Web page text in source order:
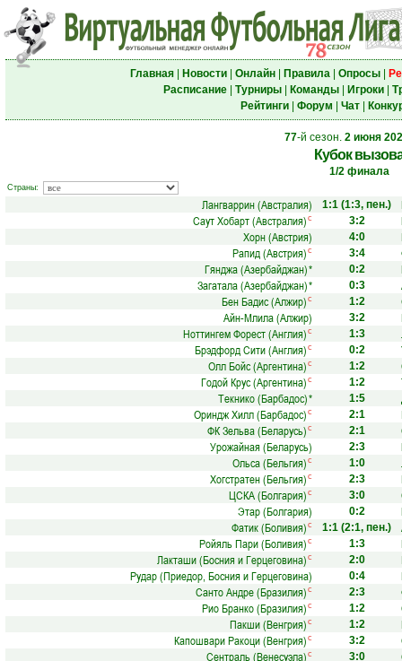
Главная| Новости| Онлайн| Правила| Опросы|
Расписание| Турниры| Команды| Игроки|
Рейтинги| Форум Чат|
77-й сезон. 2 июня
Кубок
1/2 финала
Страны:
Лангваррин (Австралия) 1:1 (1:3, пен.)
Саут Хобарт (Австралия) с 3:2
Хорн (Австрия)
4:0
Рапид (Австрия) с 3:4
Гянджа (Азербайджан)* 0:2
Загатала (Азербайджан)* 0:3
Бен Бадис (Алжир) с 1:2
Айн-Млила (Алжир)
3:2
Ноттингем Форест (Англия) с 1:3
Брэдфорд Сити (Англия) с 0:2
Олл Бойс (Аргентина) с 1:2
Годой Крус (Аргентина) с 1:2
Текнико (Барбадос)* 1:5
Ориндж Хилл (Барбадос) с 2:1
ФК Зельва (Беларусь) с 2:1
Урожайная (Беларусь)
2:3
Ольса (Бельгия) с 1:0
Хогстратен (Бельгия) с 2:3
ЦСКА (Болгария) с 3:0
Этар (Болгария)
0:2
Фатик (Боливия) с 1:1 (2:1, пен.)
Ройяль Пари (Боливия) с 1:3
Лакташи (Босния и Герцеговина) с 2:0
Рудар (Приедор, Босния и Герцеговина)
0:4
Санто Андре (Бразилия) с 2:3
Рио Бранко (Бразилия) с 1:2
Пакши (Венгрия) с 1:2
Капошвари Ракоци (Венгрия) с 3:2
Сентраль (Венесуэла) с 3:0